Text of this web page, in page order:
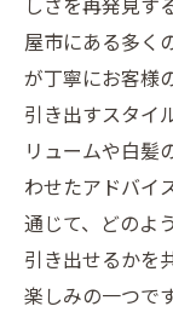
パー
心地
髪質
お客
セル
長期
昭和区の
屋市にある多く
が丁寧にお客様
引き出すスタイ
リュームや白髪
わせたアドバイ
通じて、どのよ
引き出せるかを
楽しみの一つです